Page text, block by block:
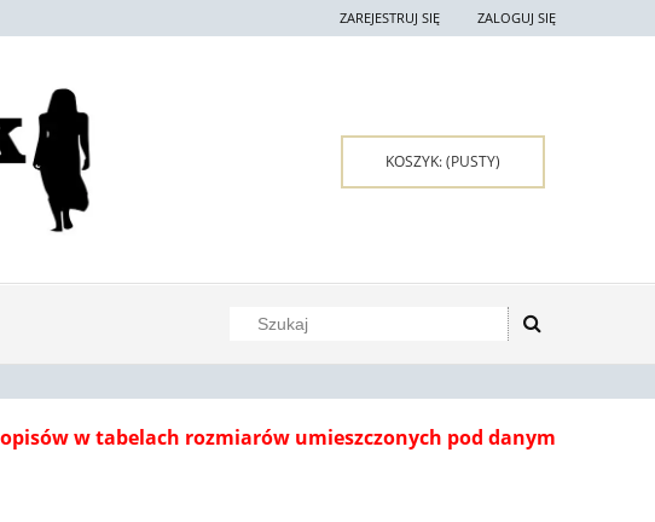
ZAREJESTRUJ SIĘ ZALOGUJ SIĘ
KOSZYK:(PUSTY)
w tabelach rozmiarów umieszczonych pod danym